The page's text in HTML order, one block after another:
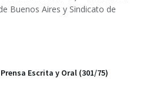
Buenos Aires y Sindicato de
Escrita y Oral (301/75)